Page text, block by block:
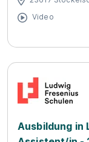
Video
Ausbildung in